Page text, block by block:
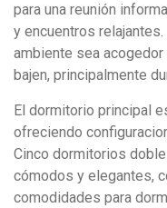
para una reunión
y encuentros
ambiente sea
bajen, principalmente
El dormitorio principal
ofreciendo
Cinco dormitorios
cómodos y elegantes,
comodidades para